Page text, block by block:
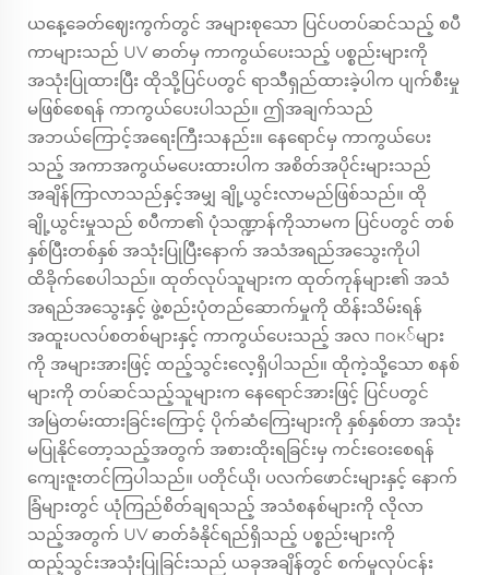
ယနေ့ခေတ်ဈေးကွက်တွင် အများစုသော ပြင်ပတပ်ဆင်သည့် စပီ
ကာများသည် UV ဓာတ်မှ ကာကွယ်ပေးသည့် ပစ္စည်းများကို
အသုံးပြုထားပြီး ထိုသို့ပြင်ပတွင် ရာသီရှည်ထားခဲ့ပါက ပျက်စီးမှု
မဖြစ်စေရန် ကာကွယ်ပေးပါသည်။ ဤအချက်သည်
အဘယ်ကြောင့်အရေးကြီးသနည်း။ နေရောင်မှ ကာကွယ်ပေး
သည့် အကာအကွယ်မပေးထားပါက အစိတ်အပိုင်းများသည်
အချိန်ကြာလာသည်နှင့်အမျှ ချို့ယွင်းလာမည်ဖြစ်သည်။ ထို
ချို့ယွင်းမှုသည် စပီကာ၏ ပုံသဏ္ဍာန်ကိုသာမက ပြင်ပတွင် တစ်
နှစ်ပြီးတစ်နှစ် အသုံးပြုပြီးနောက် အသံအရည်အသွေးကိုပါ
ထိခိုက်စေပါသည်။ ထုတ်လုပ်သူများက ထုတ်ကုန်များ၏ အသံ
အရည်အသွေးနှင့် ဖွဲ့စည်းပုံတည်ဆောက်မှုကို ထိန်းသိမ်းရန်
အထူးပလပ်စတစ်များနှင့် ကာကွယ်ပေးသည့် အလ пок်များ
ကို အများအားဖြင့် ထည့်သွင်းလေ့ရှိပါသည်။ ထိုကဲ့သို့သော စနစ်
များကို တပ်ဆင်သည့်သူများက နေရောင်အားဖြင့် ပြင်ပတွင်
အမြဲတမ်းထားခြင်းကြောင့် ပိုက်ဆံကြေးများကို နှစ်နှစ်တာ အသုံး
မပြုနိုင်တော့သည့်အတွက် အစားထိုးရခြင်းမှ ကင်းဝေးစေရန်
ကျေးဇူးတင်ကြပါသည်။ ပတိုင်ယို၊ ပလက်ဖောင်းများနှင့် နောက်
ခြံများတွင် ယုံကြည်စိတ်ချရသည့် အသံစနစ်များကို လိုလာ
သည့်အတွက် UV ဓာတ်ခံနိုင်ရည်ရှိသည့် ပစ္စည်းများကို
ထည့်သွင်းအသုံးပြုခြင်းသည် ယခုအချိန်တွင် စက်မှုလုပ်ငန်း